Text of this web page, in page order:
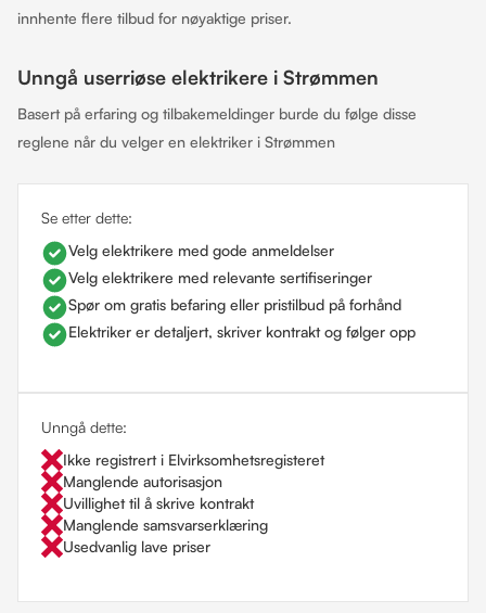
innhente flere tilbud for nøyaktige priser.
Unngå userriøse elektrikere i Strømmen
Basert på erfaring og tilbakemeldinger burde du følge disse
reglene når du velger en elektriker i Strømmen
Se etter dette:
Velg elektrikere med gode anmeldelser
Velg elektrikere med relevante sertifiseringer
Spør om gratis befaring eller pristilbud på forhånd
Elektriker er detaljert, skriver kontrakt og følger opp
Unngå dette:
Ikke registrert i Elvirksomhetsregisteret
Manglende autorisasjon
Uvillighet til å skrive kontrakt
Manglende samsvarserklæring
Usedvanlig lave priser